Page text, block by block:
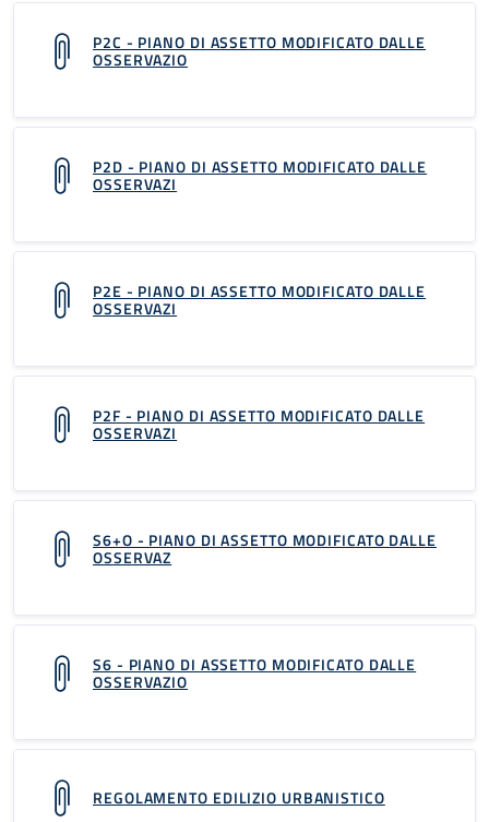
P2C - PIANO DI ASSETTO MODIFICATO DALLE
OSSERVAZIO
P2D - PIANO DI ASSETTO MODIFICATO DALLE
OSSERVAZI
P2E - PIANO DI ASSETTO MODIFICATO DALLE
OSSERVAZI
P2F - PIANO DI ASSETTO MODIFICATO DALLE
OSSERVAZI
S6+O - PIANO DI ASSETTO MODIFICATO DALLE
OSSERVAZ
S6 - PIANO DI ASSETTO MODIFICATO DALLE
OSSERVAZIO
REGOLAMENTO EDILIZIO URBANISTICO